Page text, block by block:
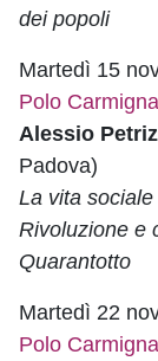
dei popoli
Martedì 15
Polo
Alessio
Padova)
La vita
Rivoluzione e
Quarantotto
Martedì 22
Polo